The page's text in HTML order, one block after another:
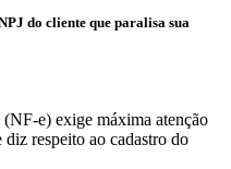
do cliente que paralisa sua
e) exige máxima atenção
respeito ao cadastro do